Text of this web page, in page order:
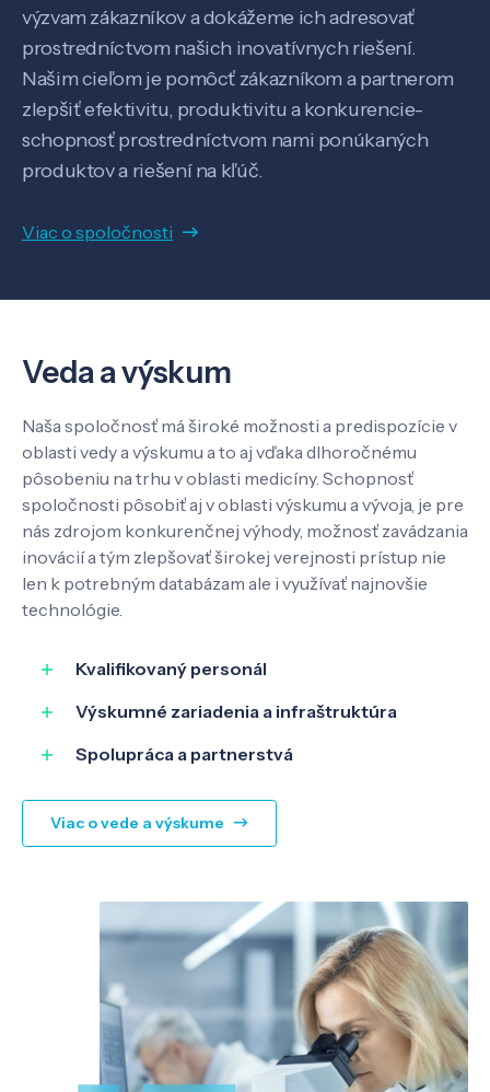
Kontakt
SK EN
výzvam zákazníkov a dokážeme ich adresovať
prostredníctvom našich inovatívnych riešení.
Našim cieľom je pomôcť zákazníkom a partnerom
zlepšiť efektivitu, produktivitu a konkurencie-
schopnosť prostredníctvom nami ponúkaných
produktov a riešení na kľúč.
Viac o spoločnosti
Veda a výskum
Naša spoločnosť má široké možnosti a predispozície v
oblasti vedy a výskumu a to aj vďaka dlhoročnému
pôsobeniu na trhu v oblasti medicíny. Schopnosť
spoločnosti pôsobiť aj v oblasti výskumu a vývoja, je pre
nás zdrojom konkurenčnej výhody, možnosť zavádzania
inovácií a tým zlepšovať širokej verejnosti prístup nie
len k potrebným databázam ale i využívať najnovšie
technológie.
Kvalifikovaný personál
Výskumné zariadenia a infraštruktúra
Spolupráca a partnerstvá
Viac o vede a výskume